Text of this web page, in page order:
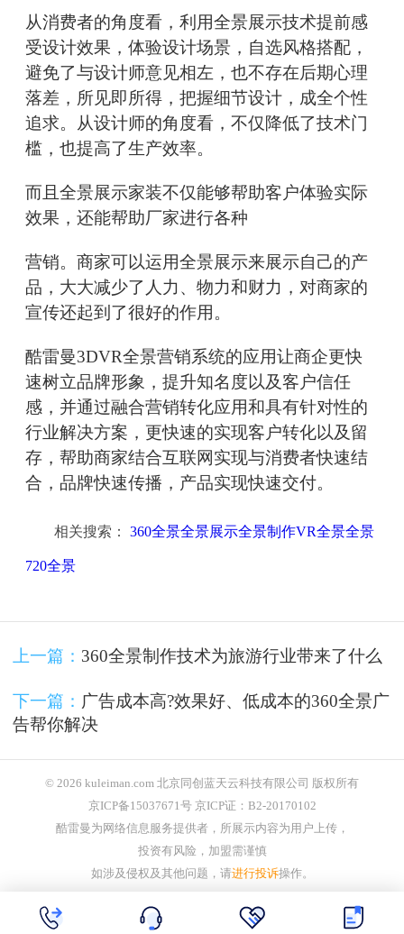
从消费者的角度看，利用全景展示技术提前感
受设计效果，体验设计场景，自选风格搭配，
避免了与设计师意见相左，也不存在后期心理
落差，所见即所得，把握细节设计，成全个性
追求。从设计师的角度看，不仅降低了技术门
槛，也提高了生产效率。
而且全景展示家装不仅能够帮助客户体验实际
效果，还能帮助厂家进行各种
营销。商家可以运用全景展示来展示自己的产
品，大大减少了人力、物力和财力，对商家的
宣传还起到了很好的作用。
酷雷曼3DVR全景营销系统的应用让商企更快
速树立品牌形象，提升知名度以及客户信任
感，并通过融合营销转化应用和具有针对性的
行业解决方案，更快速的实现客户转化以及留
存，帮助商家结合互联网实现与消费者快速结
合，品牌快速传播，产品实现快速交付。
相关搜索： 360全景全景展示全景制作VR全景全景
720全景
上一篇： 360全景制作技术为旅游行业带来了什么
下一篇： 广告成本高?效果好、低成本的360全景广
告帮你解决
© 2026 kuleiman.com 北京同创蓝天云科技有限公司 版权所有
京ICP备15037671号 京ICP证：B2-20170102
酷雷曼为网络信息服务提供者，所展示内容为用户上传，
投资有风险，加盟需谨慎
如涉及侵权及其他问题，请进行投诉操作。